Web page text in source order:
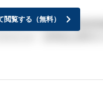
すね。20日に東京銀座
閲覧する（無料）